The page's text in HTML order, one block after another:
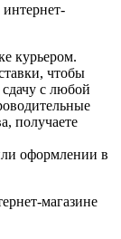
курьером.
чтобы
сдачу с любой
получаете
оформлении в
магазине